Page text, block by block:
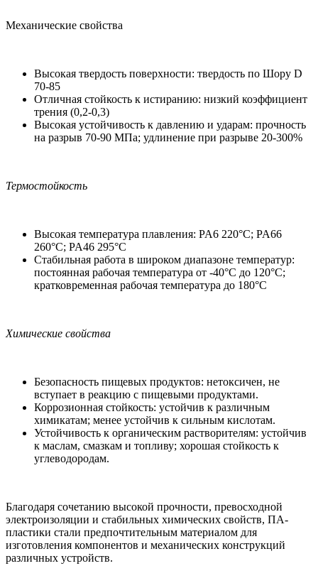
Механические свойства
Высокая твердость поверхности: твердость по Шору D
70-85
Отличная стойкость к истиранию: низкий коэффициент
трения (0,2-0,3)
Высокая устойчивость к давлению и ударам: прочность
на разрыв 70-90 МПа; удлинение при разрыве 20-300%
Термостойкость
Высокая температура плавления: PA6 220°C; PA66
260°C; PA46 295°C
Стабильная работа в широком диапазоне температур:
постоянная рабочая температура от -40°C до 120°C;
кратковременная рабочая температура до 180°C
Химические свойства
Безопасность пищевых продуктов: нетоксичен, не
вступает в реакцию с пищевыми продуктами.
Коррозионная стойкость: устойчив к различным
химикатам; менее устойчив к сильным кислотам.
Устойчивость к органическим растворителям: устойчив
к маслам, смазкам и топливу; хорошая стойкость к
углеводородам.
Благодаря сочетанию высокой прочности, превосходной
электроизоляции и стабильных химических свойств, ПА-
пластики стали предпочтительным материалом для
изготовления компонентов и механических конструкций
различных устройств.